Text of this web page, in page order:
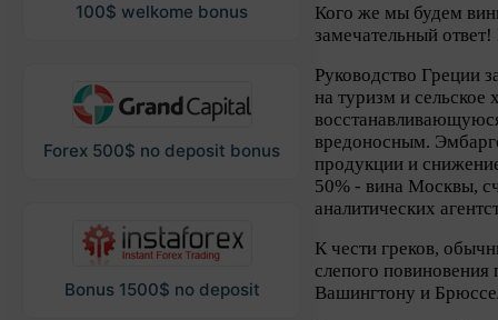
100$ welkome bonus
Forex 500$ no deposit bonus
Bonus 1500$ no deposit
Кого же мы будем
замечательный
Руководство Греции
на туризм и сельское
вредоносным.
продукции и
50% - вина Москвы,
аналитических
К чести греков,
слепого повиновения
Вашингтону и